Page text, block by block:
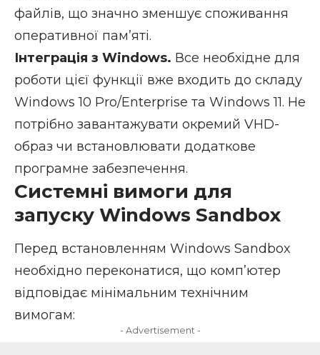
файлів, що значно зменшує споживання
оперативної пам’яті.
Інтеграція з Windows. Все необхідне для
роботи цієї функції вже входить до складу
Windows 10 Pro/Enterprise та Windows 11. Не
потрібно завантажувати окремий VHD-
образ чи встановлювати додаткове
програмне забезпечення.
Системні вимоги для
запуску Windows Sandbox
Перед встановленням Windows Sandbox
необхідно переконатися, що комп’ютер
відповідає мінімальним технічним
вимогам:
- Advertisement -